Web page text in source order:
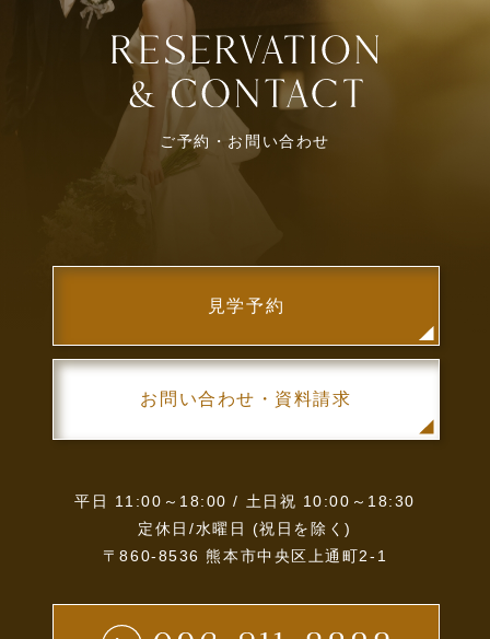
ご予約・お問い合わせ
見学予約
お問い合わせ・資料請求
平日 11:00～18:00 / 土日祝 10:00～18:30
定休日/水曜日 (祝日を除く)
〒860-8536 熊本市中央区上通町2-1